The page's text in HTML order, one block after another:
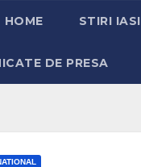
HOME STIRI IASI
DE PRESA